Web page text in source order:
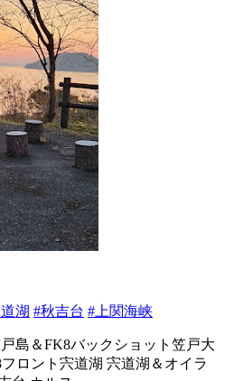
湖 #秋吉台 #上関海峡
島＆FK8バックショット笠戸大
ロント宍道湖 宍道湖＆オイラ